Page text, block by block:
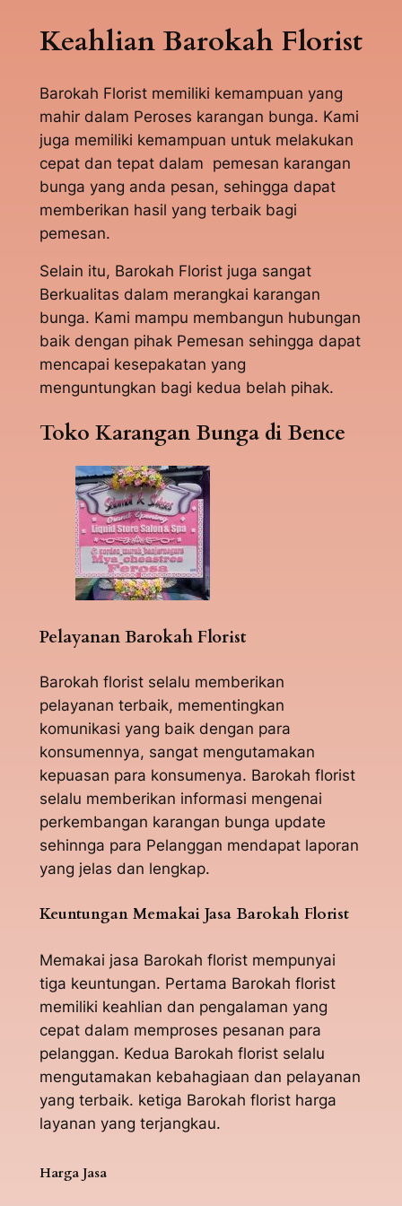
Keahlian Barokah Florist
Barokah Florist memiliki kemampuan yang
mahir dalam Peroses karangan bunga. Kami
juga memiliki kemampuan untuk melakukan
cepat dan tepat dalam pemesan karangan
bunga yang anda pesan, sehingga dapat
memberikan hasil yang terbaik bagi
pemesan.
Selain itu, Barokah Florist juga sangat
Berkualitas dalam merangkai karangan
bunga. Kami mampu membangun hubungan
baik dengan pihak Pemesan sehingga dapat
mencapai kesepakatan yang
menguntungkan bagi kedua belah pihak.
Toko Karangan Bunga di Bence
Pelayanan Barokah Florist
Barokah florist selalu memberikan
pelayanan terbaik, mementingkan
komunikasi yang baik dengan para
konsumennya, sangat mengutamakan
kepuasan para konsumenya. Barokah florist
selalu memberikan informasi mengenai
perkembangan karangan bunga update
sehinnga para Pelanggan mendapat laporan
yang jelas dan lengkap.
Keuntungan Memakai Jasa Barokah Florist
Memakai jasa Barokah florist mempunyai
tiga keuntungan. Pertama Barokah florist
memiliki keahlian dan pengalaman yang
cepat dalam memproses pesanan para
pelanggan. Kedua Barokah florist selalu
mengutamakan kebahagiaan dan pelayanan
yang terbaik. ketiga Barokah florist harga
layanan yang terjangkau.
Harga Jasa